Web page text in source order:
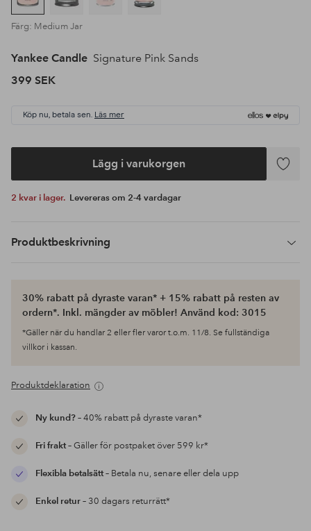
Färg: Medium Jar
Yankee Candle Signature Pink Sands
399 SEK
Köp nu, betala sen. Läs mer
Lägg i varukorgen
Lägg
2 kvar i lager. Levereras om 2-4 vardagar
Produktbeskrivning
30% rabatt på dyraste varan* + 15% rabatt på resten av
ordern*. Inkl. mängder av möbler! Använd kod: 3015
*Gäller när du handlar 2 eller fler varor t.o.m. 11/8. Se fullständiga
villkor i kassan.
Produktdeklaration
Ny kund?– 40% rabatt på dyraste varan*
Fri frakt– Gäller för postpaket över 599 kr*
Flexibla betalsätt– Betala nu, senare eller dela upp
Enkel retur– 30 dagars returrätt*